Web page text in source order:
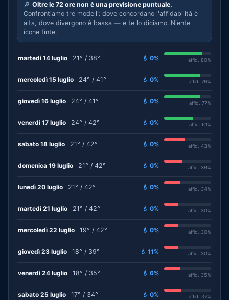
🔎 Oltre le 72 ore non è una previsione puntuale.
Confrontiamo tre modelli: dove concordano l'affidabilità è
alta, dove divergono è bassa — e te lo diciamo. Niente
icone finte.
martedì 14 luglio 21° / 38° 💧 0% affid. 80%
mercoledì 15 luglio 24° / 41° 💧 0% affid. 76%
giovedì 16 luglio 24° / 41° 💧 0% affid. 77%
venerdì 17 luglio 24° / 42° 💧 0% affid. 61%
sabato 18 luglio 21° / 42° 💧 0% affid. 43%
domenica 19 luglio 21° / 42° 💧 0% affid. 39%
lunedì 20 luglio 21° / 42° 💧 0% affid. 34%
martedì 21 luglio 21° / 42° 💧 0% affid. 30%
mercoledì 22 luglio 19° / 42° 💧 0% affid. 30%
giovedì 23 luglio 18° / 39° 💧 11% affid. 30%
venerdì 24 luglio 18° / 35° 💧 6% affid. 35%
sabato 25 luglio 17° / 34° 💧 0% affid. 37%